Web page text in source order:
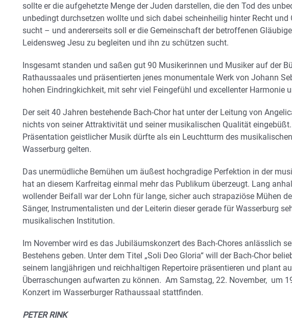
sollte er die aufgehetzte Menge der Juden darstellen, die den Tod des
unbedingt durchsetzen wollte und sich dabei scheinheilig hinter Recht und
sucht – und andererseits soll er die Gemeinschaft der betroffenen
Leidensweg Jesu zu begleiten und ihn zu schützen sucht.
Insgesamt standen und saßen gut 90 Musikerinnen und Musiker auf der
Rathaussaales und präsentierten jenes monumentale Werk von Johann
hohen Eindringkichkeit, mit sehr viel Feingefühl und excellenter Harmonie
Der seit 40 Jahren bestehende Bach-Chor hat unter der Leitung von
nichts von seiner Attraktivität und seiner musikalischen Qualität
Präsentation geistlicher Musik dürfte als ein Leuchtturm des
Wasserburg gelten.
Das unermüdliche Bemühen um äußest hochgradige Perfektion in der
hat an diesem Karfreitag einmal mehr das Publikum überzeugt. Lang
wollender Beifall war der Lohn für lange, sicher auch strapaziöse Mühen
Sänger, Instrumentalisten und der Leiterin dieser gerade für Wasserburg
musikalischen Institution.
Im November wird es das Jubiläumskonzert des Bach-Chores anlässlich
Bestehens geben. Unter dem Titel „Soli Deo Gloria“ will der Bach-Chor
seinem langjährigen und reichhaltigen Repertoire präsentieren und plant
Überraschungen aufwarten zu können. Am Samstag, 22. November, um
Konzert im Wasserburger Rathaussaal stattfinden.
PETER RINK